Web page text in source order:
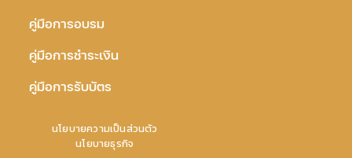
คู่มือการอบรม
คู่มือการชำระเงิน
คู่มือการรับบัตร
นโยบายความเป็นส่วนตัว
นโยบายธุรกิจ